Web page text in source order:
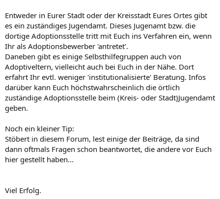
Entweder in Eurer Stadt oder der Kreisstadt Eures Ortes gibt
es ein zuständiges Jugendamt. Dieses Jugenamt bzw. die
dortige Adoptionsstelle tritt mit Euch ins Verfahren ein, wenn
Ihr als Adoptionsbewerber 'antretet'.
Daneben gibt es einige Selbsthilfegruppen auch von
Adoptiveltern, vielleicht auch bei Euch in der Nähe. Dort
erfahrt Ihr evtl. weniger 'institutionalisierte' Beratung. Infos
darüber kann Euch höchstwahrscheinlich die örtlich
zuständige Adoptionsstelle beim (Kreis- oder Stadt)Jugendamt
geben.
Noch ein kleiner Tip:
Stöbert in diesem Forum, lest einige der Beiträge, da sind
dann oftmals Fragen schon beantwortet, die andere vor Euch
hier gestellt haben...
Viel Erfolg.